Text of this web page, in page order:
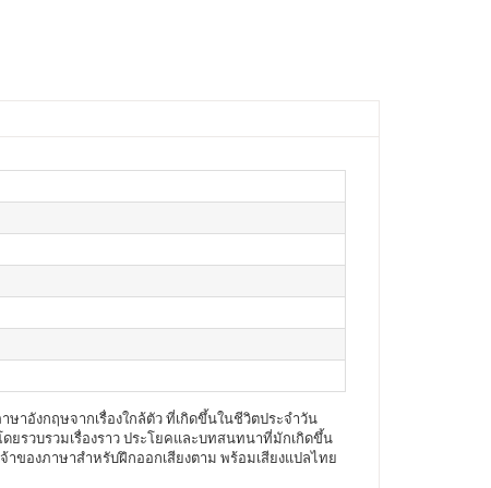
าอังกฤษจากเรื่องใกล้ตัว ที่เกิดขึ้นในชีวิตประจำวัน
ยรวบรวมเรื่องราว ประโยคและบทสนทนาที่มักเกิดขึ้น
ของภาษาสำหรับฝึกออกเสียงตาม พร้อมเสียงแปลไทย